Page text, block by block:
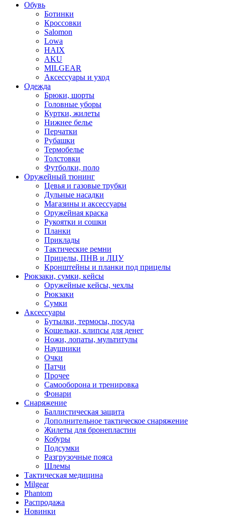
Обувь
Ботинки
Кроссовки
Salomon
Lowa
HAIX
AKU
MILGEAR
Аксессуары и уход
Одежда
Брюки, шорты
Головные уборы
Куртки, жилеты
Нижнее белье
Перчатки
Рубашки
Термобелье
Толстовки
Футболки, поло
Оружейный тюнинг
Цевья и газовые трубки
Дульные насадки
Магазины и аксессуары
Оружейная краска
Рукоятки и сошки
Планки
Приклады
Тактические ремни
Прицелы, ПНВ и ЛЦУ
Кронштейны и планки под прицелы
Рюкзаки, сумки, кейсы
Оружейные кейсы, чехлы
Рюкзаки
Сумки
Аксессуары
Бутылки, термосы, посуда
Кошельки, клипсы для денег
Ножи, лопаты, мультитулы
Наушники
Очки
Патчи
Прочее
Самооборона и тренировка
Фонари
Снаряжение
Баллистическая защита
Дополнительное тактическое снаряжение
Жилеты для бронепластин
Кобуры
Подсумки
Разгрузочные пояса
Шлемы
Тактическая медицина
Milgear
Phantom
Распродажа
Новинки